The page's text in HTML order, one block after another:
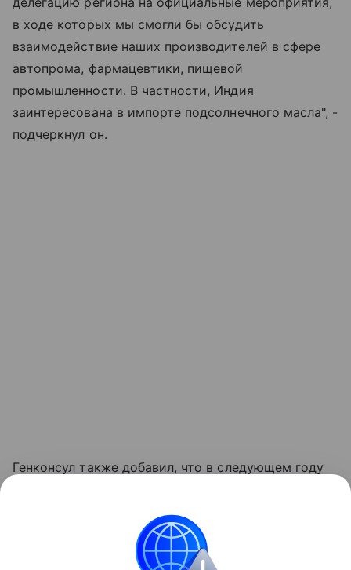
в ходе которых мы смогли бы обсудить
взаимодействие наших производителей в сфере
автопрома, фармацевтики, пищевой
промышленности. В частности, Индия
заинтересована в импорте подсолнечного масла", -
подчеркнул он.
Генконсул также добавил, что в следующем году
возобновления дипломатических отношений.
Торжественные мероприятия, посвященные этой
значимой дате, станут еще одной площадкой для